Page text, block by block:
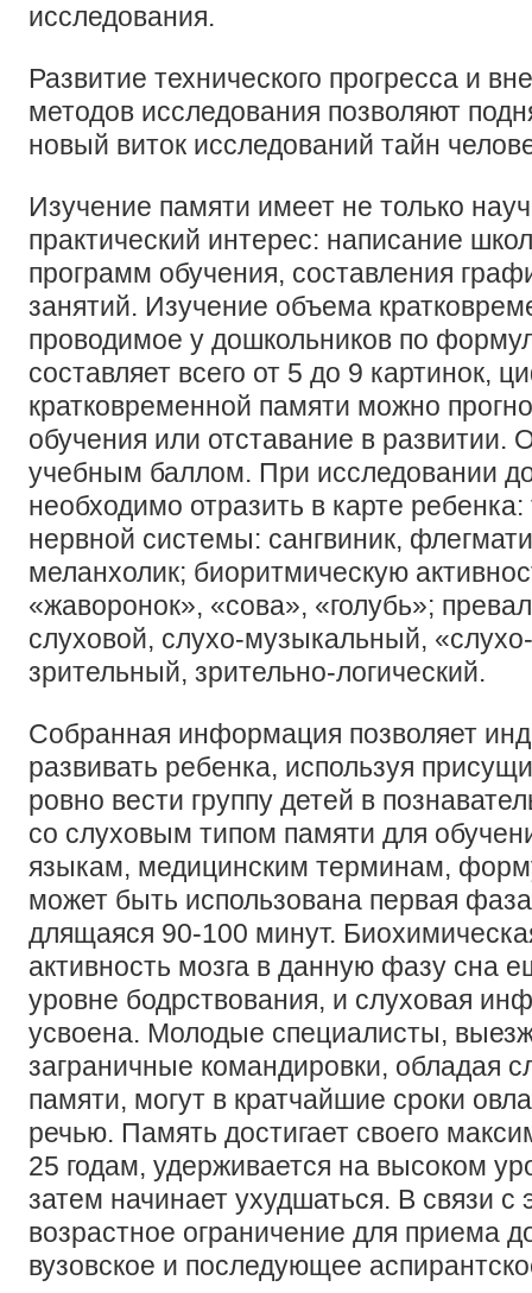
исследования.
Развитие технического прогресса и
методов исследования позволяют
новый виток исследований тайн
Изучение памяти имеет не только
практический интерес: написание
программ обучения, составления
занятий. Изучение объема
проводимое у дошкольников по
составляет всего от 5 до 9 картинок,
кратковременной памяти можно
обучения или отставание в развитии.
учебным баллом. При исследовании
необходимо отразить в карте
нервной системы: сангвиник,
меланхолик; биоритмическую
«жаворонок», «сова», «голубь»;
слуховой, слухо-музыкальный,
зрительный, зрительно-логический.
Собранная информация позволяет
развивать ребенка, используя
ровно вести группу детей в
со слуховым типом памяти для
языкам, медицинским терминам,
может быть использована первая
длящаяся 90-100 минут.
активность мозга в данную фазу сна
уровне бодрствования, и слуховая
усвоена. Молодые специалисты,
заграничные командировки, обладая
памяти, могут в кратчайшие сроки
речью. Память достигает своего
25 годам, удерживается на высоком
затем начинает ухудшаться. В связи с
возрастное ограничение для приема
вузовское и последующее